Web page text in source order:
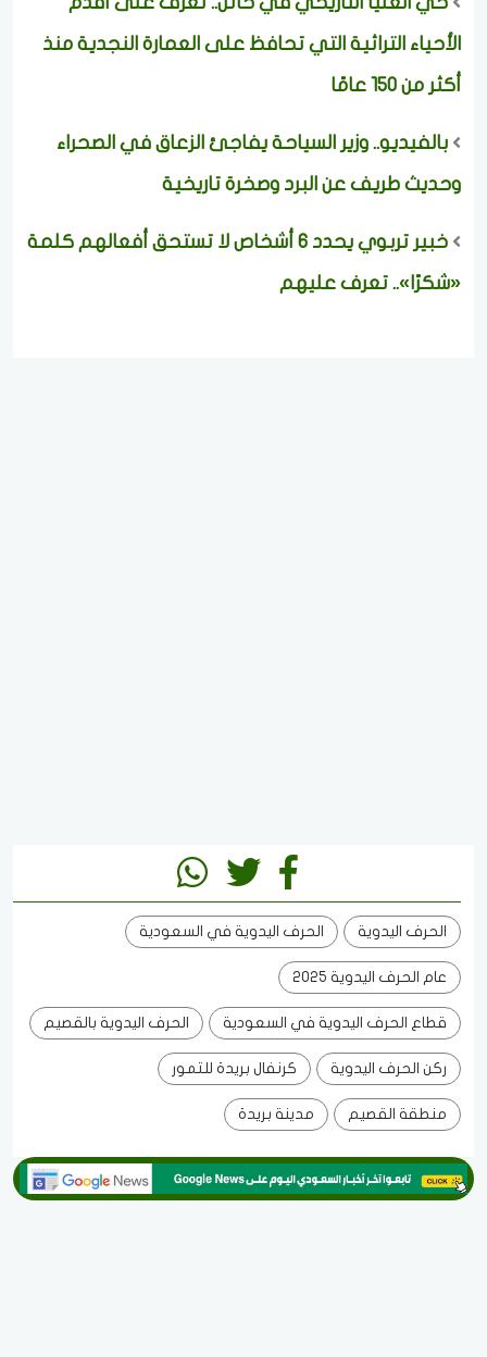
الأحياء التراثية التي تحافظ على العمارة النجدية منذ
أكثر من 150 عامًا
بالفيديو.. وزير السياحة يفاجئ الزعاق في الصحراء
وحديث طريف عن البرد وصخرة تاريخية
خبير تربوي يحدد 6 أشخاص لا تستحق أفعالهم كلمة
«شكرًا».. تعرف عليهم
الحرف اليدوية الحرف اليدوية في السعودية
عام الحرف اليدوية 2025
قطاع الحرف اليدوية في السعودية الحرف اليدوية بالقصيم
ركن الحرف اليدوية كرنفال بريدة للتمور
منطقة القصيم مدينة بريدة